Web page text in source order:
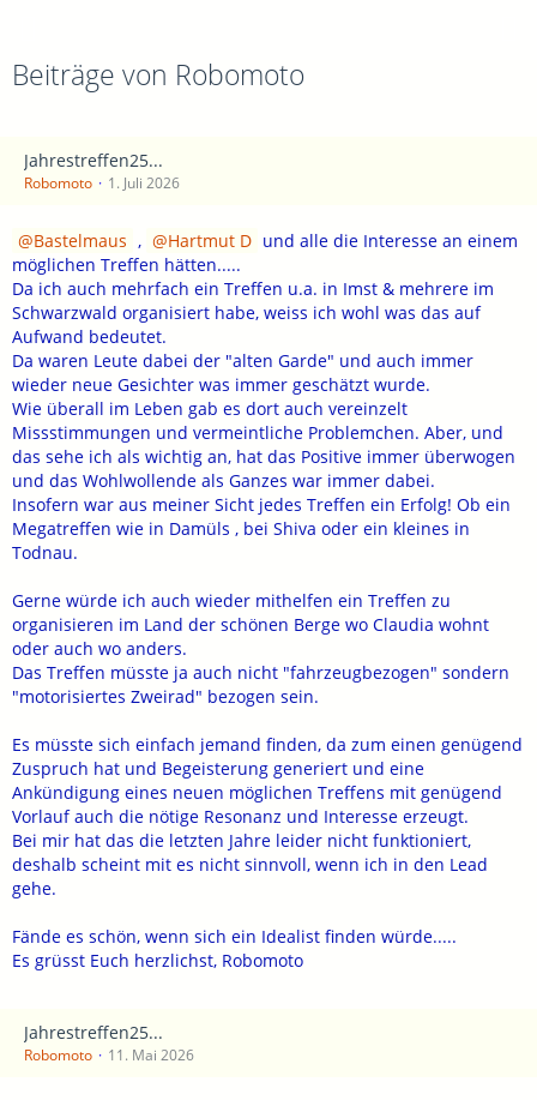
Beiträge von Robomoto
Jahrestreffen25...
Robomoto 1. Juli 2026
Bastelmaus , Hartmut D und alle die Interesse an einem
möglichen Treffen hätten.....
Da ich auch mehrfach ein Treffen u.a. in Imst & mehrere im
Schwarzwald organisiert habe, weiss ich wohl was das auf
Aufwand bedeutet.
Da waren Leute dabei der "alten Garde" und auch immer
wieder neue Gesichter was immer geschätzt wurde.
Wie überall im Leben gab es dort auch vereinzelt
Missstimmungen und vermeintliche Problemchen. Aber, und
das sehe ich als wichtig an, hat das Positive immer überwogen
und das Wohlwollende als Ganzes war immer dabei.
Insofern war aus meiner Sicht jedes Treffen ein Erfolg! Ob ein
Megatreffen wie in Damüls , bei Shiva oder ein kleines in
Todnau.
Gerne würde ich auch wieder mithelfen ein Treffen zu
organisieren im Land der schönen Berge wo Claudia wohnt
oder auch wo anders.
Das Treffen müsste ja auch nicht "fahrzeugbezogen" sondern
"motorisiertes Zweirad" bezogen sein.
Es müsste sich einfach jemand finden, da zum einen genügend
Zuspruch hat und Begeisterung generiert und eine
Ankündigung eines neuen möglichen Treffens mit genügend
Vorlauf auch die nötige Resonanz und Interesse erzeugt.
Bei mir hat das die letzten Jahre leider nicht funktioniert,
deshalb scheint mit es nicht sinnvoll, wenn ich in den Lead
gehe.
Fände es schön, wenn sich ein Idealist finden würde.....
Es grüsst Euch herzlichst, Robomoto
Jahrestreffen25...
Robomoto 11. Mai 2026